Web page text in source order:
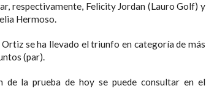
respectivamente, Felicity Jordan (Lauro Golf) y
Hermoso.
se ha llevado el triunfo en categoría de más
(par).
de la prueba de hoy se puede consultar en el